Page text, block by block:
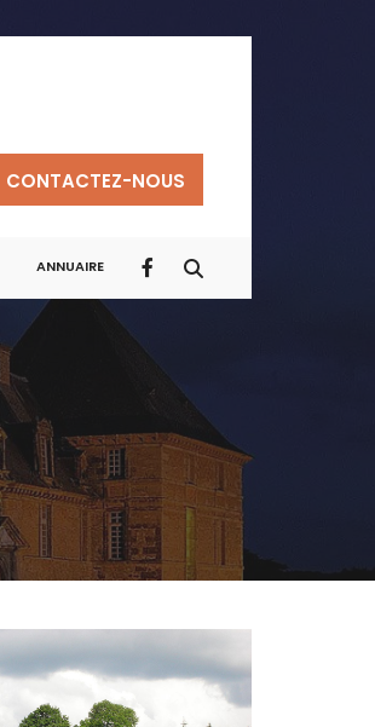
CONTACTEZ-NOUS
ANNUAIRE